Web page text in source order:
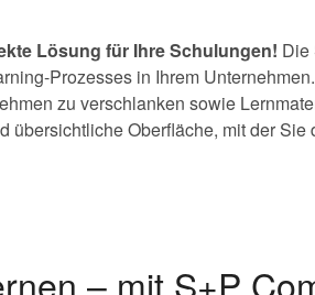
Lösung für Ihre Schulungen! Die
Prozesses in Ihrem
zu verschlanken sowie
übersichtliche Oberfläche, mit der
– mit S+P